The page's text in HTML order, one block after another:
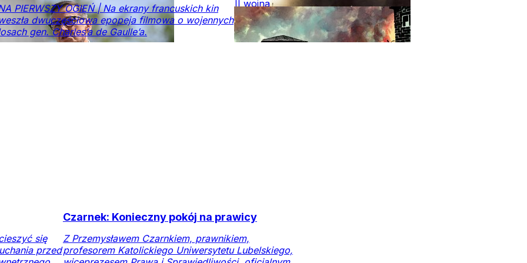
numerze
II wojna
światowaPowstanie
WarszawskieArmia
KrajowaHolokaust HistoriaLudzieKraj
PIERWSZY OGIEŃ | Na ekrany francuskich kin
dwuczęściowa epopeja filmowa o wojennych
gen. Charles’a de Gaulle’a.
się
przed
Czarnek: Konieczny pokój na prawicy
Z Przemysławem Czarnkiem, prawnikiem,
profesorem Katolickiego Uniwersytetu Lubelskiego,